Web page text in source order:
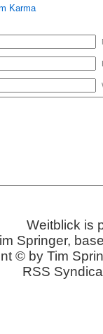
Weitblick is
Springer,
© by Tim
RSS